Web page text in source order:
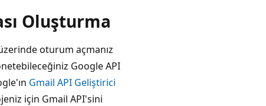
Oluşturma
oturum açmanız
Google API
Gmail API Geliştirici
için Gmail API'sini